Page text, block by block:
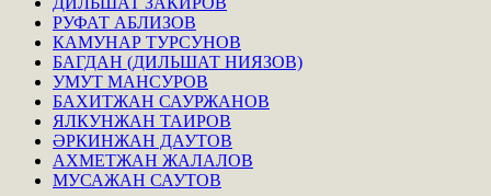
РУФАТ АБЛИЗОВ
КАМУНАР ТУРСУНОВ
БАГДАН (ДИЛЬШАТ НИЯЗОВ)
УМУТ МАНСУРОВ
БАХИТЖАН САУРЖАНОВ
ЯЛКУНЖАН ТАИРОВ
ӘРКИНЖАН ДАУТОВ
АХМЕТЖАН ЖАЛАЛОВ
МУСАЖАН САУТОВ